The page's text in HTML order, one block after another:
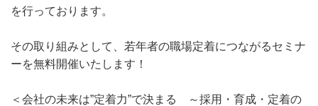
を行っております。
その取り組みとして、若年者の職場定着につながるセミナ
ーを無料開催いたします！
＜会社の未来は”定着力”で決まる ～採用・育成・定着の